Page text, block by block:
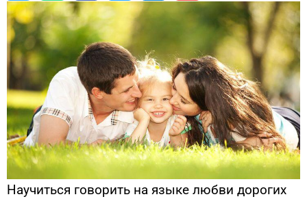
Научиться говорить на языке любви дорогих